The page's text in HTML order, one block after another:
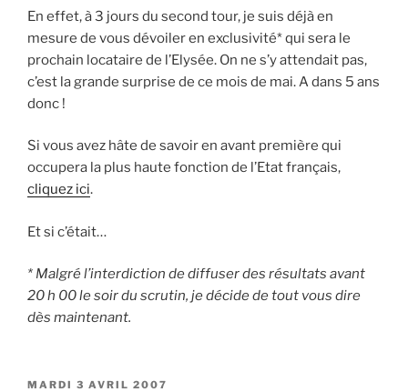
En effet, à 3 jours du second tour, je suis déjà en
mesure de vous dévoiler en exclusivité* qui sera le
prochain locataire de l’Elysée. On ne s’y attendait pas,
c’est la grande surprise de ce mois de mai. A dans 5 ans
donc !
Si vous avez hâte de savoir en avant première qui
occupera la plus haute fonction de l’Etat français,
cliquez ici.
Et si c’était…
* Malgré l’interdiction de diffuser des résultats avant
20 h 00 le soir du scrutin, je décide de tout vous dire
dès maintenant.
PUBLIÉ
MARDI 3 AVRIL 2007